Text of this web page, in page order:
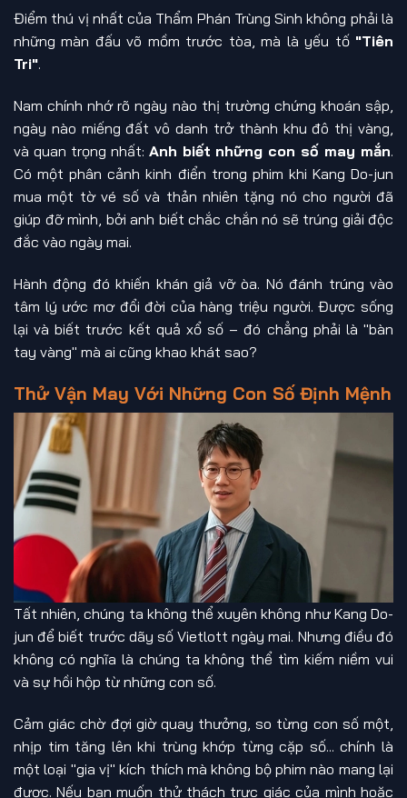
Điểm thú vị nhất của Thẩm Phán Trùng Sinh không phải là
những màn đấu võ mồm trước tòa, mà là yếu tố "Tiên
Tri".
Nam chính nhớ rõ ngày nào thị trường chứng khoán sập,
ngày nào miếng đất vô danh trở thành khu đô thị vàng,
và quan trọng nhất: Anh biết những con số may mắn.
Có một phân cảnh kinh điển trong phim khi Kang Do-jun
mua một tờ vé số và thản nhiên tặng nó cho người đã
giúp đỡ mình, bởi anh biết chắc chắn nó sẽ trúng giải độc
đắc vào ngày mai.
Hành động đó khiến khán giả vỡ òa. Nó đánh trúng vào
tâm lý ước mơ đổi đời của hàng triệu người. Được sống
lại và biết trước kết quả xổ số – đó chẳng phải là "bàn
tay vàng" mà ai cũng khao khát sao?
Thử Vận May Với Những Con Số Định Mệnh
Tất nhiên, chúng ta không thể xuyên không như Kang Do-
jun để biết trước dãy số Vietlott ngày mai. Nhưng điều đó
không có nghĩa là chúng ta không thể tìm kiếm niềm vui
và sự hồi hộp từ những con số.
Cảm giác chờ đợi giờ quay thưởng, so từng con số một,
nhịp tim tăng lên khi trùng khớp từng cặp số... chính là
một loại "gia vị" kích thích mà không bộ phim nào mang lại
được. Nếu bạn muốn thử thách trực giác của mình hoặc